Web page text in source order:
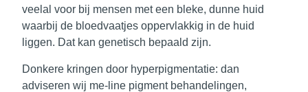
veelal voor bij mensen met een bleke, dunne huid
waarbij de bloedvaatjes oppervlakkig in de huid
liggen. Dat kan genetisch bepaald zijn.
Donkere kringen door hyperpigmentatie: dan
adviseren wij me-line pigment behandelingen,